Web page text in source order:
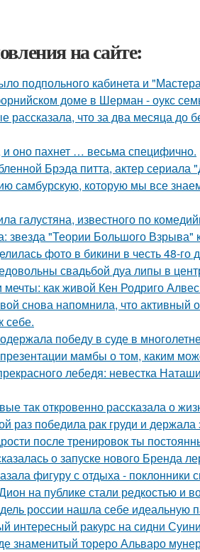
на сайте:
подпольного кабинета и
доме в Шерман - оукс
рассказала, что за два месяца
и оно пахнет … весьма специфично.
Брэда питта, актер
самбурскую, которую мы все
галустяна, известного по
звезда "Теории Большого Взрыва"
фото в бикини в честь 48-го
свадьбой дуа липы в
как живой Кен Родриго
снова напомнила, что активный
себе.
победу в суде в
мaмбы о том, каким
лебедя: невестка
так откровенно рассказала о
раз победила рак груди и держала
после тренировок ты
о запуске нового Бренда
фигуру с отдыха - поклонники
на публике стали редкостью и
россии нашла себе идеальную
интересный ракурс на сидни
знаменитый тореро Альваро